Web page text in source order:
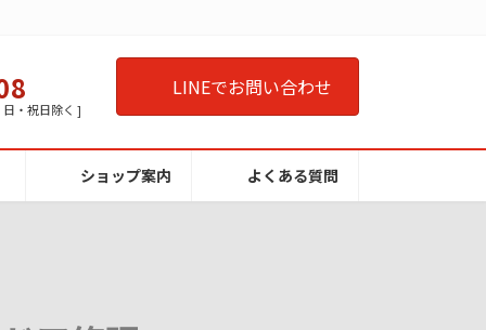
・祝日除く ]
LINEでお問い合わせ
ショップ案内 よくある質問